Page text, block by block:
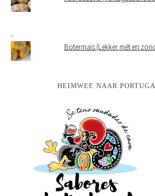
Botermais (Lekker mét en
HEIMWEE NAAR